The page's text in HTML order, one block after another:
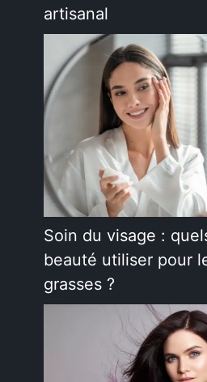
artisanal
Soin du visage :
beauté utiliser pour
grasses ?